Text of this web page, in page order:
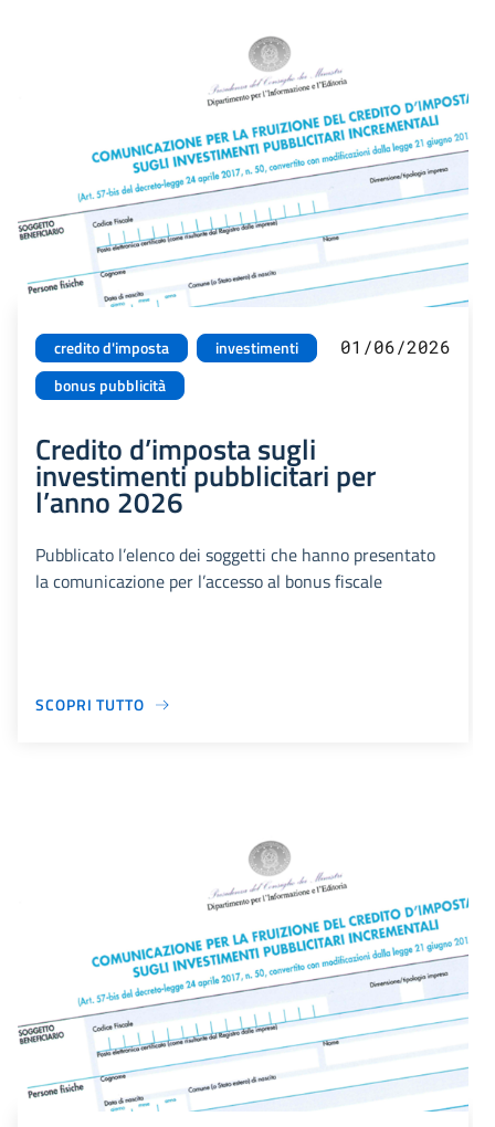
credito d'imposta
investimenti
bonus pubblicità
01/06/2026
Credito d’imposta sugli
investimenti pubblicitari per
l’anno 2026
Pubblicato l’elenco dei soggetti che hanno presentato
la comunicazione per l’accesso al bonus fiscale
SCOPRI TUTTO